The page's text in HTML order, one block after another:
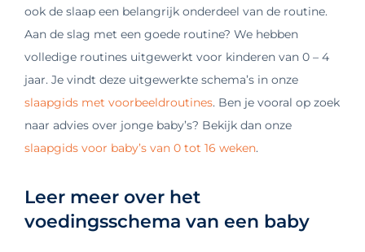
ook de slaap een belangrijk onderdeel van de routine.
Aan de slag met een goede routine? We hebben
volledige routines uitgewerkt voor kinderen van 0 – 4
jaar. Je vindt deze uitgewerkte schema’s in onze
slaapgids met voorbeeldroutines. Ben je vooral op zoek
naar advies over jonge baby’s? Bekijk dan onze
slaapgids voor baby’s van 0 tot 16 weken.
Leer meer over het
voedingsschema van een baby